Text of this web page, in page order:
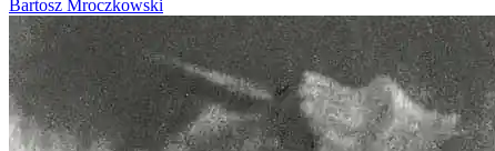
Posted
on
11/03/2017 13/11/2021
Bartosz Mroczkowski